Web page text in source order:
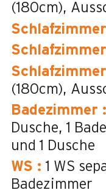
(180cm)
(180cm)
Badezimmer :
Dusche 1
und 1 Dusche
WS : 1 WS
Badezimmer